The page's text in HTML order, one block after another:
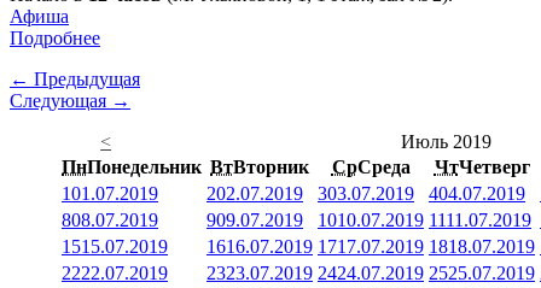
Афиша
Подробнее
← Предыдущая
Следующая →
<
Июль 2019
ПнПонедельник ВтВторник СрСреда ЧтЧетверг
101.07.2019 202.07.2019 303.07.2019 404.07.2019
808.07.2019 909.07.2019 1010.07.2019 1111.07.2019
1515.07.2019 1616.07.2019 1717.07.2019 1818.07.2019
2222.07.2019 2323.07.2019 2424.07.2019 2525.07.2019